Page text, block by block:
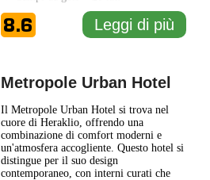
soggiorno piacevole. Le camere
dell'Aquila Atlantis Hotel sono moderne
e... Leggi di più
8.6 Leggi di più
Metropole Urban Hotel
Il Metropole Urban Hotel si trova nel
cuore di Heraklio, offrendo una
combinazione di comfort moderni e
un'atmosfera accogliente. Questo hotel si
distingue per il suo design
contemporaneo, con interni curati che